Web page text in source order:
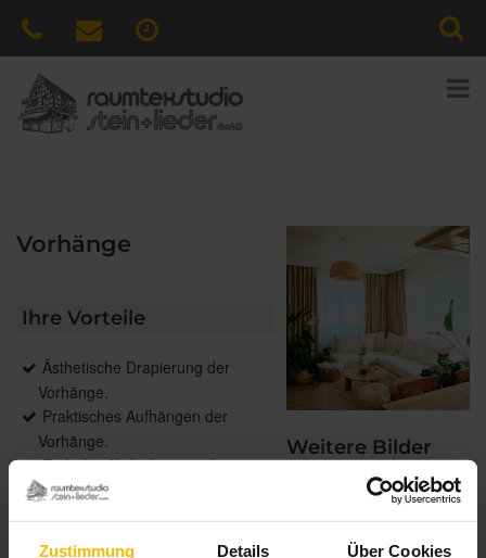
Zustimmung Details Über Cookies
Vorhänge
Ihre Vorteile
Ästhetische Drapierung der
Vorhänge.
Praktisches Aufhängen der
Vorhänge.
Einfache Abdeckung und
Aufziehen des Fensters.
Weitere Bilder